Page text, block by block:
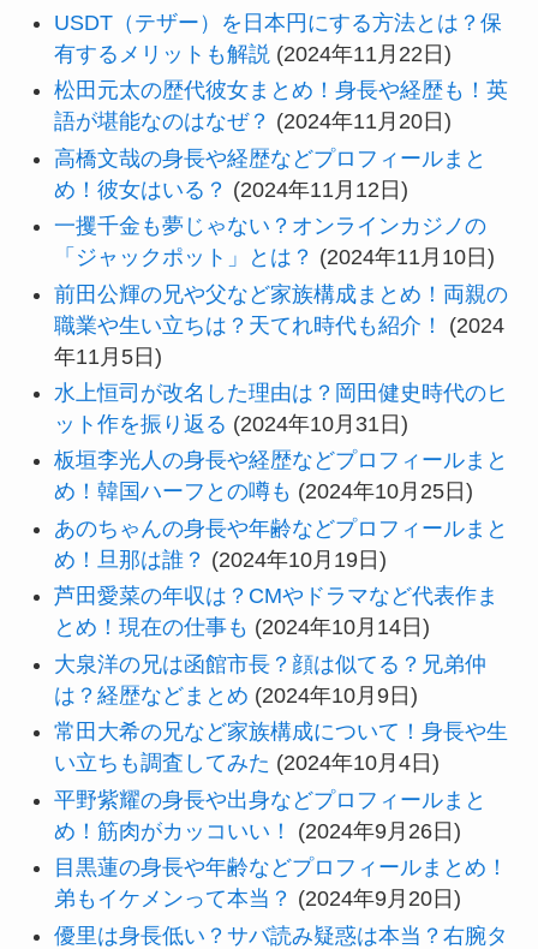
USDT（テザー）を日本円にする方法とは？保
有するメリットも解説 (2024年11月22日)
松田元太の歴代彼女まとめ！身長や経歴も！英
語が堪能なのはなぜ？ (2024年11月20日)
高橋文哉の身長や経歴などプロフィールまと
め！彼女はいる？ (2024年11月12日)
一攫千金も夢じゃない？オンラインカジノの
「ジャックポット」とは？ (2024年11月10日)
前田公輝の兄や父など家族構成まとめ！両親の
職業や生い立ちは？天てれ時代も紹介！
(2024
年11月5日)
水上恒司が改名した理由は？岡田健史時代のヒ
ット作を振り返る (2024年10月31日)
板垣李光人の身長や経歴などプロフィールまと
め！韓国ハーフとの噂も (2024年10月25日)
あのちゃんの身長や年齢などプロフィールまと
め！旦那は誰？ (2024年10月19日)
芦田愛菜の年収は？CMやドラマなど代表作ま
とめ！現在の仕事も (2024年10月14日)
大泉洋の兄は函館市長？顔は似てる？兄弟仲
は？経歴などまとめ (2024年10月9日)
常田大希の兄など家族構成について！身長や生
い立ちも調査してみた (2024年10月4日)
平野紫耀の身長や出身などプロフィールまと
め！筋肉がカッコいい！
(2024年9月26日)
目黒蓮の身長や年齢などプロフィールまとめ！
弟もイケメンって本当？ (2024年9月20日)
優里は身長低い？サバ読み疑惑は本当？右腕タ